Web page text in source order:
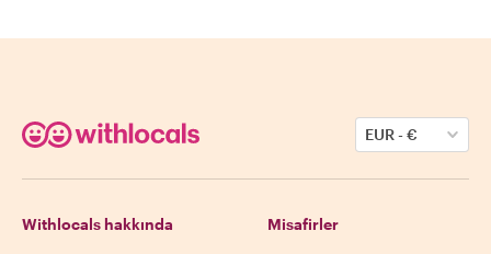
EUR-€
Withlocals hakkında Misafirler